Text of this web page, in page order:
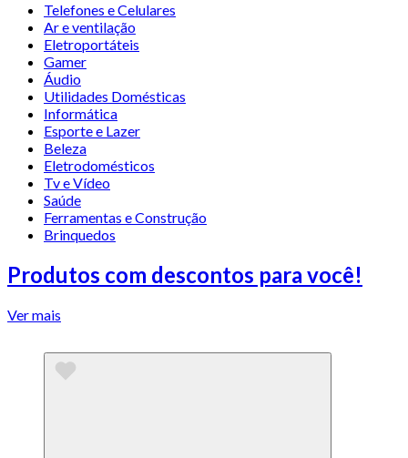
Telefones e Celulares
Ar e ventilação
Eletroportáteis
Gamer
Áudio
Utilidades Domésticas
Informática
Esporte e Lazer
Beleza
Eletrodomésticos
Tv e Vídeo
Saúde
Ferramentas e Construção
Brinquedos
Produtos com descontos para você!
Ver mais